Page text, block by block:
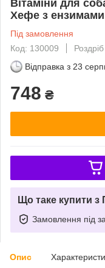
Вітаміни для
Хефе з ензимами
Під замовлення
Код: 130009
Роздріб
Відправка з 23
748 ₴
Що таке купити з
Замовлення під
Опис